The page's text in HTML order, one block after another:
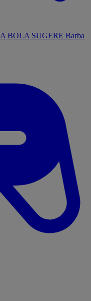
A BOLA SUGERE Barba